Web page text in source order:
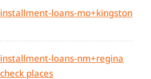
loans-mo+kingston
loans-nm+regina
places